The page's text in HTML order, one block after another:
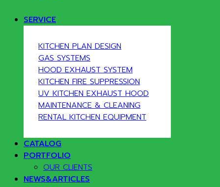
SERVICE
KITCHEN PLAN DESIGN
GAS SYSTEMS
HOOD EXHAUST SYSTEM
KITCHEN FIRE SUPPRESSION
UV KITCHEN EXHAUST HOOD
MAINTENANCE & CLEANING
RENTAL KITCHEN EQUIPMENT
CATALOG
PORTFOLIO
OUR CLIENTS
NEWS&ARTICLES